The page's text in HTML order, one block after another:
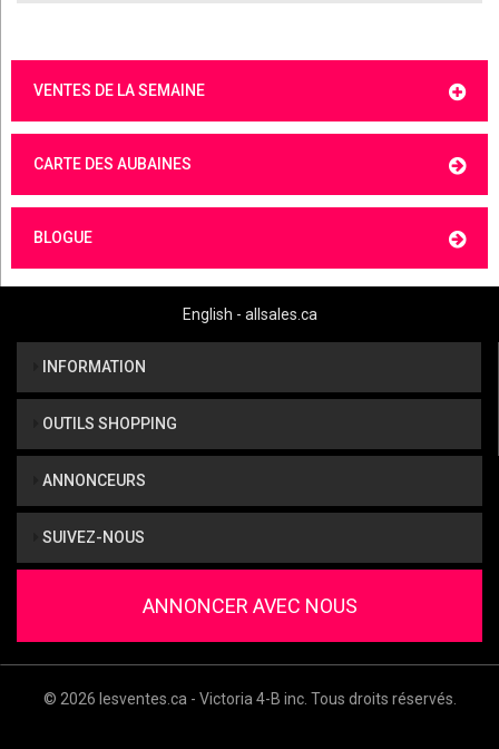
VENTES DE LA SEMAINE
CARTE DES AUBAINES
BLOGUE
English - allsales.ca
INFORMATION
OUTILS SHOPPING
ANNONCEURS
SUIVEZ-NOUS
ANNONCER AVEC NOUS
© 2026 lesventes.ca - Victoria 4-B inc. Tous droits réservés.